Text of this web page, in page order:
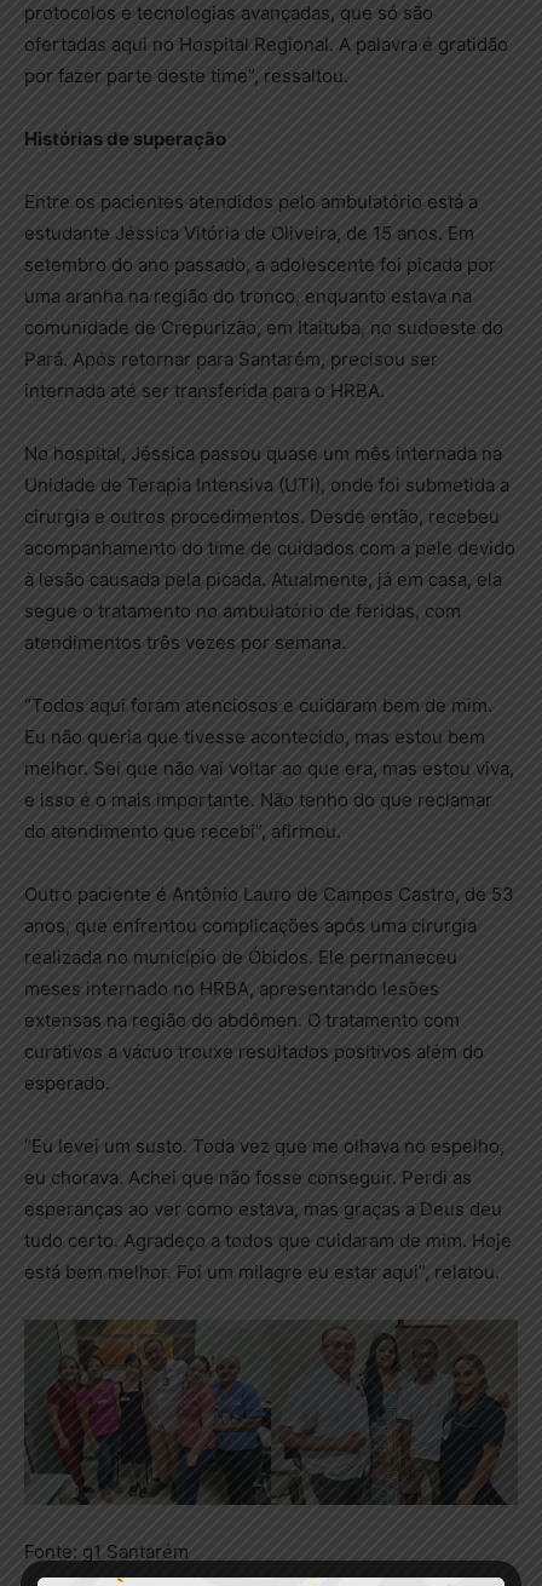
protocolos e tecnologias avançadas, que só são
ofertadas aqui no Hospital Regional. A palavra é gratidão
por fazer parte deste time”, ressaltou.
Histórias de superação
Entre os pacientes atendidos pelo ambulatório está a
estudante Jéssica Vitória de Oliveira, de 15 anos. Em
setembro do ano passado, a adolescente foi picada por
uma aranha na região do tronco, enquanto estava na
comunidade de Crepurizão, em Itaituba, no sudoeste do
Pará. Após retornar para Santarém, precisou ser
internada até ser transferida para o HRBA.
No hospital, Jéssica passou quase um mês internada na
Unidade de Terapia Intensiva (UTI), onde foi submetida a
cirurgia e outros procedimentos. Desde então, recebeu
acompanhamento do time de cuidados com a pele devido
à lesão causada pela picada. Atualmente, já em casa, ela
segue o tratamento no ambulatório de feridas, com
atendimentos três vezes por semana.
“Todos aqui foram atenciosos e cuidaram bem de mim.
Eu não queria que tivesse acontecido, mas estou bem
melhor. Sei que não vai voltar ao que era, mas estou viva,
e isso é o mais importante. Não tenho do que reclamar
do atendimento que recebi”, afirmou.
Outro paciente é Antônio Lauro de Campos Castro, de 53
anos, que enfrentou complicações após uma cirurgia
realizada no município de Óbidos. Ele permaneceu
meses internado no HRBA, apresentando lesões
extensas na região do abdômen. O tratamento com
curativos a vácuo trouxe resultados positivos além do
esperado.
“Eu levei um susto. Toda vez que me olhava no espelho,
eu chorava. Achei que não fosse conseguir. Perdi as
esperanças ao ver como estava, mas graças a Deus deu
tudo certo. Agradeço a todos que cuidaram de mim. Hoje
está bem melhor. Foi um milagre eu estar aqui”, relatou.
Fonte: g1 Santarém